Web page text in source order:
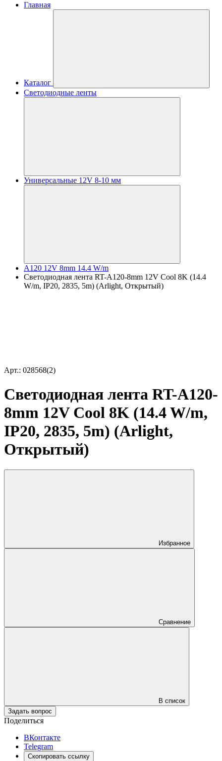
Главная
Каталог
Светодиодные ленты
Универсальные 12V 8-10 мм
A120 12V 8mm 14.4 W/m
Светодиодная лента RT-A120-8mm 12V Cool 8K (14.4
W/m, IP20, 2835, 5m) (Arlight, Открытый)
Арт.: 028568(2)
Светодиодная лента RT-A120-
8mm 12V Cool 8K (14.4 W/m,
IP20, 2835, 5m) (Arlight,
Открытый)
Избранное
Сравнение
В список
Задать вопрос
Поделиться
ВКонтакте
Telegram
Скопировать ссылку